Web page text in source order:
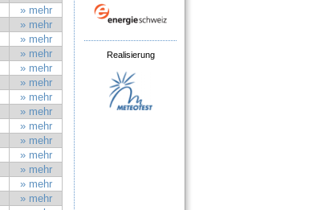
Realisierung
» mehr
» mehr
» mehr
» mehr
» mehr
» mehr
» mehr
» mehr
» mehr
» mehr
» mehr
» mehr
» mehr
» mehr